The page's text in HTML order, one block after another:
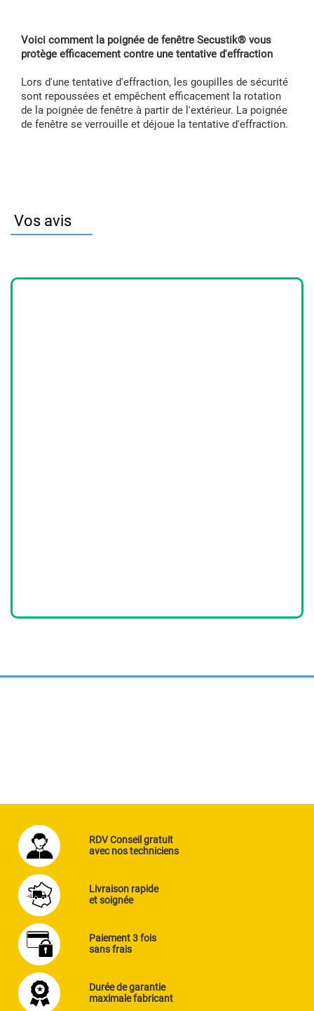
Voici comment la poignée de fenêtre Secustik® vous
protège efficacement contre une tentative d'effraction
Lors d'une tentative d'effraction, les goupilles de sécurité
sont repoussées et empêchent efficacement la rotation
de la poignée de fenêtre à partir de l'extérieur. La poignée
de fenêtre se verrouille et déjoue la tentative d'effraction.
Vos avis
RDV Conseil gratuit
avec nos techniciens
Livraison rapide
et soignée
Paiement 3 fois
sans frais
Durée de garantie
maximale fabricant